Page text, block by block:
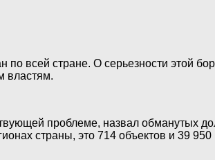
всей стране. О серьезности этой
властям.
проблеме, назвал обманутых
страны, это 714 объектов и 39 950